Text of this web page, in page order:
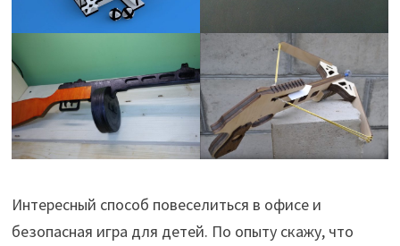
Интересный способ повеселиться в офисе и
безопасная игра для детей. По опыту скажу, что